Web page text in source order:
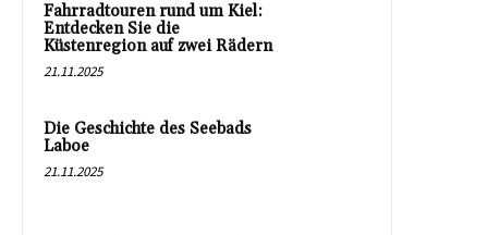
Fahrradtouren rund um Kiel:
Entdecken Sie die
Küstenregion auf zwei Rädern
21.11.2025
Die Geschichte des Seebads
Laboe
21.11.2025